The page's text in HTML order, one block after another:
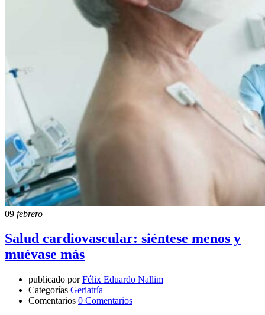
09 febrero
Salud cardiovascular: siéntese menos y
muévase más
publicado por Félix Eduardo Nallim
Categorías Geriatría
Comentarios 0 Comentarios